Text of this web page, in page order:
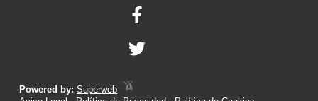
Powered by:Superweb